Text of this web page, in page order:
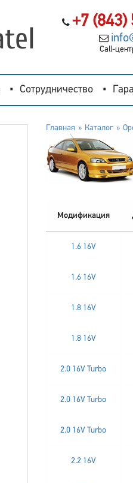
+7
Call-
Сотрудничество
Главная Каталог
Модификация
1.6 16V
1.6 16V
1.8 16V
1.8 16V
2.0 16V Turbo
2.0 16V Turbo
2.0 16V Turbo
2.2 16V